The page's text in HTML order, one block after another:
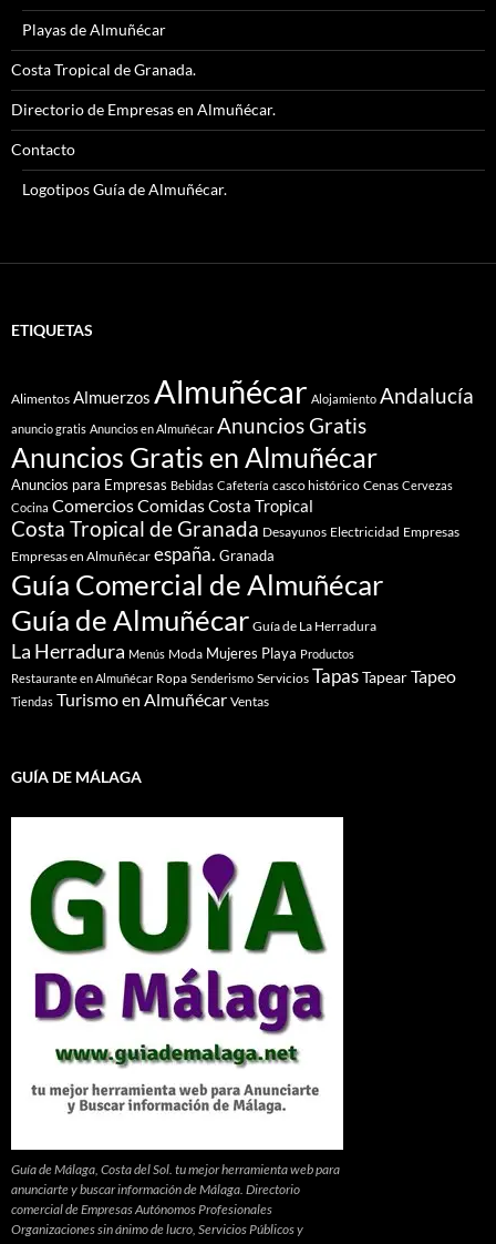
Playas de Almuñécar
Costa Tropical de Granada.
Directorio de Empresas en Almuñécar.
Contacto
Logotipos Guía de Almuñécar.
ETIQUETAS
Alimentos Almuerzos Almuñécar Alojamiento Andalucía
anuncio gratis Anuncios en Almuñécar Anuncios Gratis
Anuncios Gratis en Almuñécar
Anuncios para Empresas Bebidas Cafetería casco histórico Cenas Cervezas
Cocina ComerciosComidasCosta Tropical
Costa Tropical de Granada Desayunos Electricidad Empresas
Empresas en Almuñécar españa. Granada
Guía Comercial de Almuñécar
Guía de Almuñécar Guía de La Herradura
La Herradura Menús Moda Mujeres Playa Productos
Restaurante en Almuñécar Ropa Senderismo Servicios TapasTapearTapeo
Tiendas Turismo en Almuñécar Ventas
GUÍA DE MÁLAGA
Guía de Málaga, Costa del Sol. tu mejor herramienta web para
anunciarte y buscar información de Málaga. Directorio
comercial de Empresas Autónomos Profesionales
Organizaciones sin ánimo de lucro, Servicios Públicos y